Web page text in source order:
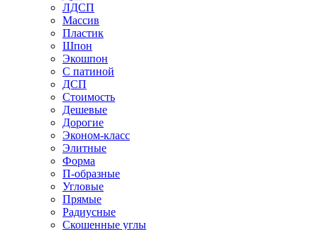
ЛДСП
Массив
Пластик
Шпон
Экошпон
С патиной
ДСП
Стоимость
Дешевые
Дорогие
Эконом-класс
Элитные
Форма
П-образные
Угловые
Прямые
Радиусные
Скошенные углы